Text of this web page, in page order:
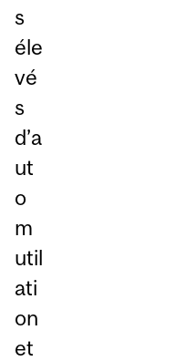
s
éle
vé
s
d’a
ut
o
m
util
ati
on
et